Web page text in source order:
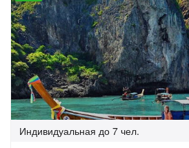
Индивидуальная до 7 чел.